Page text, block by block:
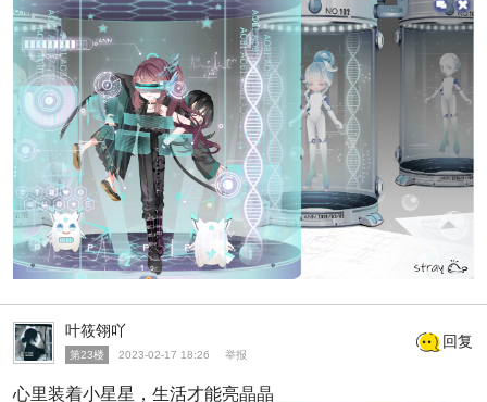
叶筱翎吖
第23楼 2023-02-17 18:26 举报
回复
心里装着小星星，生活才能亮晶晶